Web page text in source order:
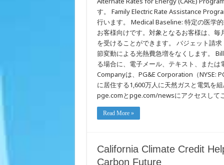
す。 Family Electric Rate Assistance
行います。 Medical Baseline: 特定の医学
お客様向けです。対象となるお客様は、
を受けることができます。 バジェット請
節変動による光熱費急増をなくします。
る場合に、電子メール、テキスト、また
Companyは、PG&E Corporation（NYSE:
に居住する1,600万人に天然ガスと電気を
pge.comとpge.com/newsにアクセスして
Read More »
California Climate Credit
Carbon Future